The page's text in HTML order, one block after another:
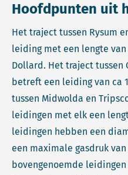
Hoofdpunten uit
Het traject tussen Rysum
leiding met een lengte
Dollard. Het traject tussen
betreft een leiding van ca
tussen Midwolda en
leidingen met elk een
leidingen hebben een
een maximale gasdruk van
bovengenoemde